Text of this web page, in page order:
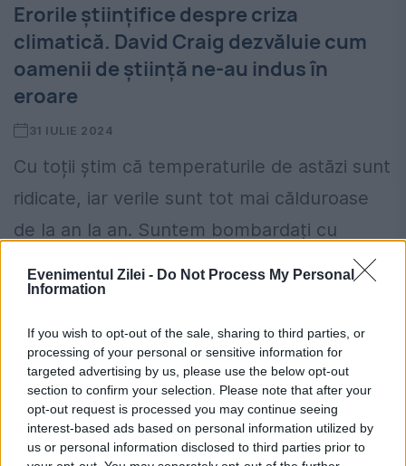
Evenimentul Zilei - Do Not Process My Personal
Information
If you wish to opt-out of the sale, sharing to third parties, or
processing of your personal or sensitive information for
targeted advertising by us, please use the below opt-out
section to confirm your selection. Please note that after your
opt-out request is processed you may continue seeing
interest-based ads based on personal information utilized by
us or personal information disclosed to third parties prior to
Erorile științifice despre criza
climatică. David Craig dezvăluie cum
oamenii de știință ne-au indus în
eroare
31 IULIE 2024
Cu toții știm că temperaturile de astăzi sunt
ridicate, iar verile sunt tot mai călduroase
de la an la an. Suntem bombardați cu
avertismente de genul „cea mai călduroasă
vară...